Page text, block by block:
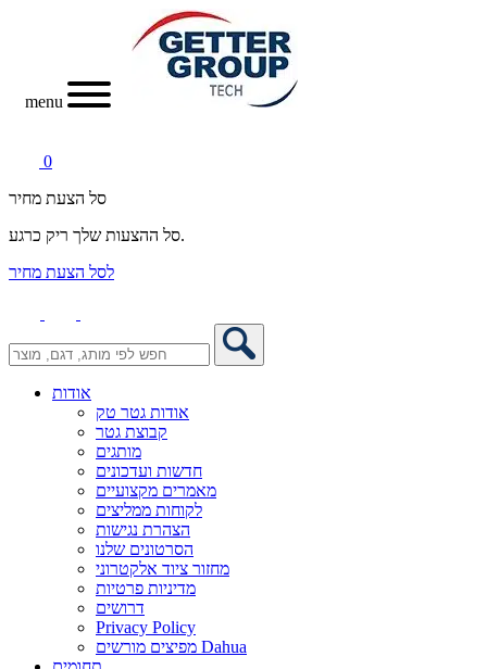
menu
0
סל הצעת מחיר
סל ההצעות שלך ריק כרגע.
לסל הצעת מחיר
אודות
אודות גטר טק
קבוצת גטר
מותגים
חדשות ועדכונים
מאמרים מקצועיים
לקוחות ממליצים
הצהרת נגישות
הסרטונים שלנו
מחזור ציוד אלקטרוני
מדיניות פרטיות
דרושים
Privacy Policy
מפיצים מורשים Dahua